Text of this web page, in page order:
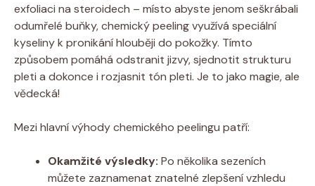
exfoliaci na steroidech – místo abyste jenom seškrábali
odumřelé buňky, chemický peeling využívá speciální
kyseliny k pronikání hlouběji do pokožky. Tímto
způsobem pomáhá odstranit jizvy, sjednotit strukturu
pleti a dokonce i rozjasnit tón pleti. Je to jako magie, ale
vědecká!
Mezi hlavní výhody chemického peelingu patří:
Okamžité výsledky: Po několika sezeních
můžete zaznamenat znatelné zlepšení vzhledu